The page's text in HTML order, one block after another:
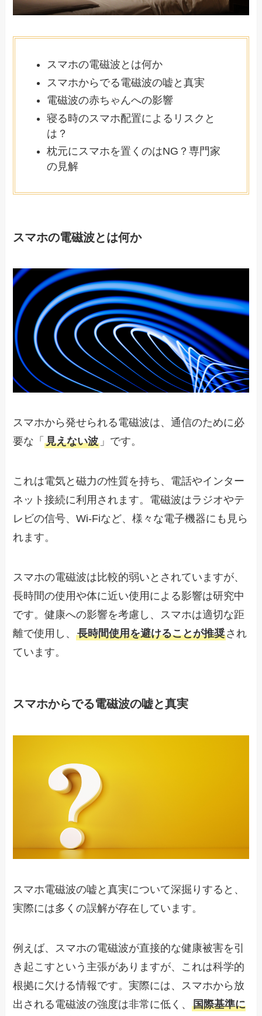
スマホの電磁波とは何か
スマホからでる電磁波の嘘と真実
電磁波の赤ちゃんへの影響
寝る時のスマホ配置によるリスクと
は？
枕元にスマホを置くのはNG？専門家
の見解
スマホの電磁波とは何か
スマホから発せられる電磁波は、通信のために必
要な「見えない波 」です。
これは電気と磁力の性質を持ち、電話やインター
ネット接続に利用されます。電磁波はラジオやテ
レビの信号、Wi-Fiなど、様々な電子機器にも見ら
れます。
スマホの電磁波は比較的弱いとされていますが、
長時間の使用や体に近い使用による影響は研究中
です。健康への影響を考慮し、スマホは適切な距
離で使用し、長時間使用を避けることが推奨され
ています。
スマホからでる電磁波の嘘と真実
スマホ電磁波の嘘と真実について深掘りすると、
実際には多くの誤解が存在しています。
例えば、スマホの電磁波が直接的な健康被害を引
き起こすという主張がありますが、これは科学的
根拠に欠ける情報です。実際には、スマホから放
出される電磁波の強度は非常に低く、国際基準に